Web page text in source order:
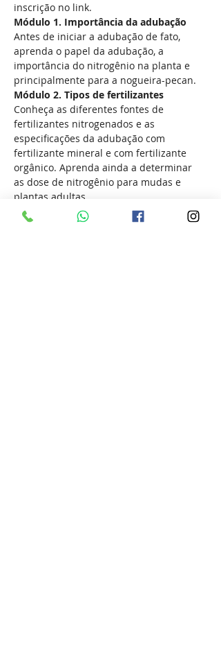
inscrição no link.
Módulo 1. Importância da adubação
Antes de iniciar a adubação de fato,
aprenda o papel da adubação, a
importância do nitrogênio na planta e
principalmente para a nogueira-pecan.
Módulo 2. Tipos de fertilizantes
Conheça as diferentes fontes de
fertilizantes nitrogenados e as
especificações da adubação com
fertilizante mineral e com fertilizante
orgânico. Aprenda ainda a determinar
as dose de nitrogênio para mudas e
plantas adultas
Módulo 3. Adubação de crescimento